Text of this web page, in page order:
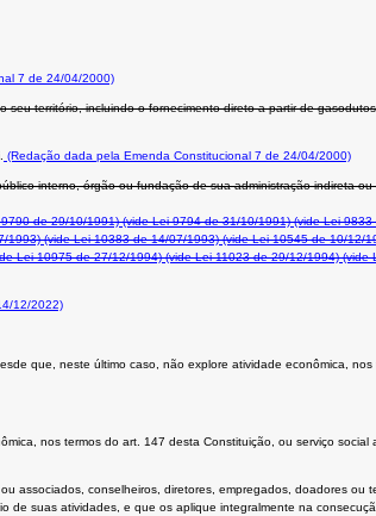
7 de 24/04/2000)
território, incluindo o fornecimento direto a partir de
(Redação dada pela Emenda Constitucional 7 de 24/04/2000)
interno, órgão ou fundação de sua administração indireta
de 29/10/1991)(vide Lei 9794 de 31/10/1991)(vide Lei 9833
1993)(vide Lei 10383 de 14/07/1993)(vide Lei 10545 de 10/12/
Lei 10975 de 27/12/1994)(vide Lei 11023 de 29/12/1994)(vide
12/2022)
que, neste último caso, não explore atividade econômica,
nos termos do art. 147 desta Constituição, ou serviço social
associados, conselheiros, diretores, empregados, doadores ou
suas atividades, e que os aplique integralmente na